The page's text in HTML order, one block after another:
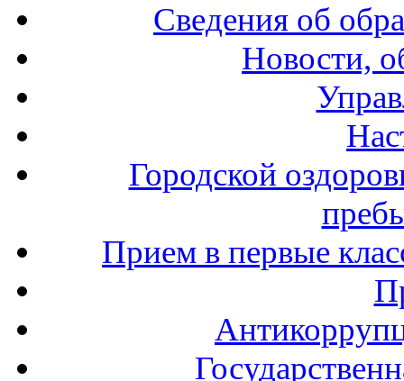
Сведения об
Новости,
Городской
Прием в первые